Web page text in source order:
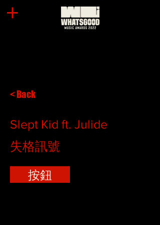
< Back
Slept Kid ft. Julide
失格訊號
按鈕